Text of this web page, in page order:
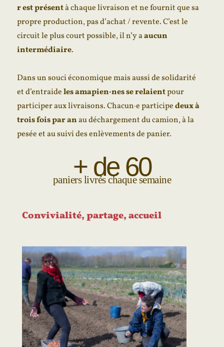
r est présentà chaque livraison et ne fournit que sa
propre production, pas d’achat / revente. C’est le
circuit le plus court possible, il n’y aaucun
intermédiaire.
Dans un souci économique mais aussi de solidarité
et d’entraideles amapien·nes se relaientpour
participer aux livraisons. Chacun·e participedeux à
trois fois par anau déchargement du camion, à la
pesée et au suivi des enlèvements de panier.
paniers livrés chaque semaine
+ de 60
Convivialité, partage, accueil